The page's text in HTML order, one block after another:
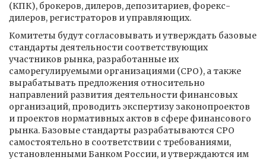
(КПК), брокеров, дилеров, депозитариев, форекс-
дилеров, регистраторов и управляющих.
Комитеты будут согласовывать и утверждать базовые
стандарты деятельности соответствующих
участников рынка, разработанные их
саморегулируемыми организациями (СРО), а также
вырабатывать предложения относительно
направлений развития деятельности финансовых
организаций, проводить экспертизу законопроектов
и проектов нормативных актов в сфере финансового
рынка. Базовые стандарты разрабатываются СРО
самостоятельно в соответствии с требованиями,
установленными Банком России, и утверждаются им